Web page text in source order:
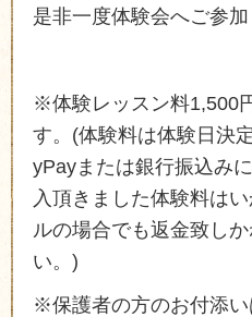
是非一度体験会へご参加
※体験レッスン料1,500
す。(体験料は体験日決
yPayまたは銀行振込み
入頂きました体験料は
ルの場合でも返金致し
い。)
※保護者の方のお付添い